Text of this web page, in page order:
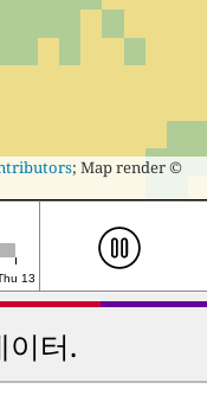
; Map render ©
13
이터.